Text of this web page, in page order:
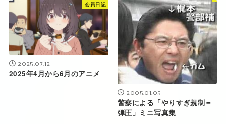
会員日記
2025.07.12
2025年4月から6月のアニメ
2005.01.05
警察による「やりすぎ規制＝
弾圧」ミニ写真集